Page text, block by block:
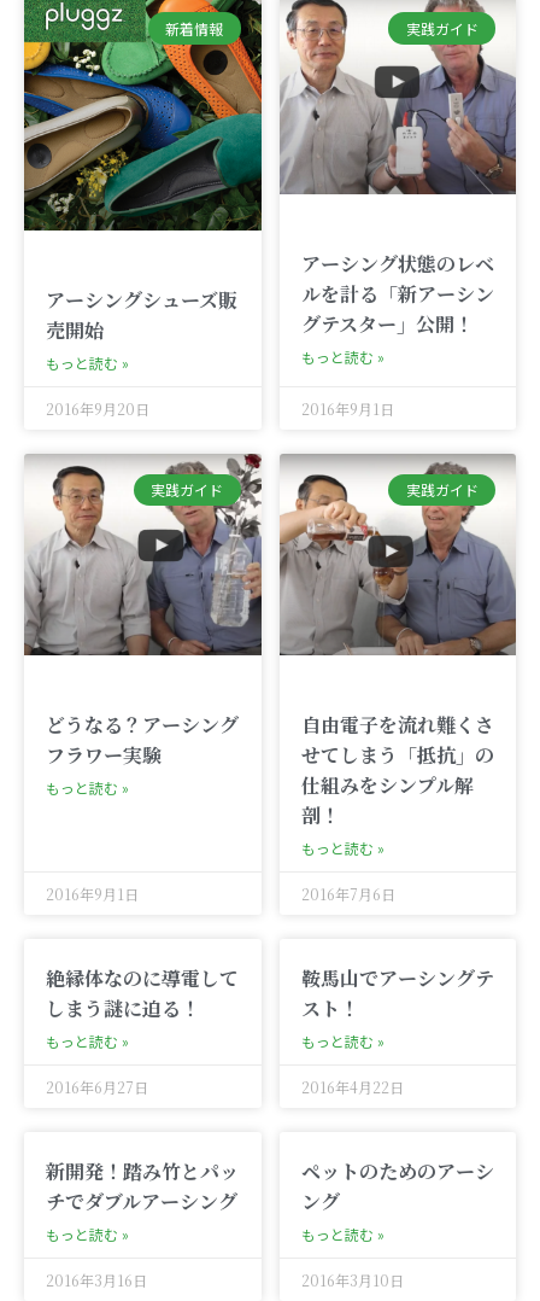
新着情報
アーシングシューズ販
売開始
もっと読む »
2016年9月20日
実践ガイド
アーシング状態のレベ
ルを計る「新アーシン
グテスター」公開！
もっと読む »
2016年9月1日
実践ガイド
どうなる？アーシング
フラワー実験
もっと読む »
2016年9月1日
実践ガイド
自由電子を流れ難くさ
せてしまう「抵抗」の
仕組みをシンプル解
剖！
もっと読む »
2016年7月6日
絶縁体なのに導電して
しまう謎に迫る！
もっと読む »
2016年6月27日
鞍馬山でアーシングテ
スト！
もっと読む »
2016年4月22日
新開発！踏み竹とパッ
チでダブルアーシング
もっと読む »
2016年3月16日
ペットのためのアーシ
ング
もっと読む »
2016年3月10日